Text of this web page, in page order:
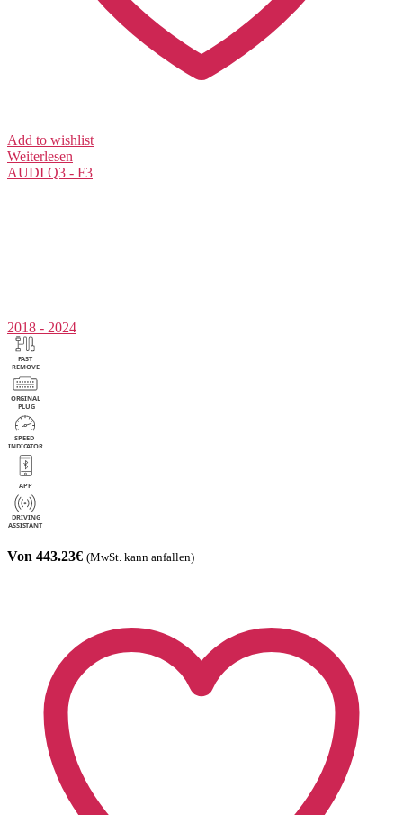
Add to wishlist
Weiterlesen
AUDI Q3 - F3
2018 - 2024
Von 443.23€ (MwSt. kann anfallen)